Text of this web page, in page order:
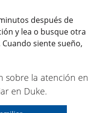
después de
y lea o busque otra
siente sueño,
sobre la atención en
en Duke.